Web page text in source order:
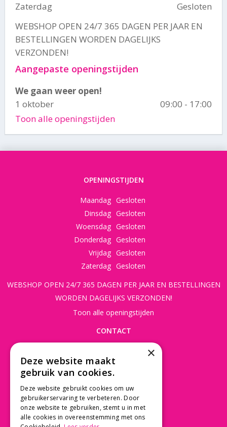
Zaterdag
Gesloten
WEBSHOP OPEN 24/7 365 DAGEN PER JAAR EN
BESTELLINGEN WORDEN DAGELIJKS
VERZONDEN!
Aangepaste openingstijden
We gaan weer open!
1 oktober
09:00 - 17:00
Toon alle openingstijden
OPENINGSTIJDEN
Maandag Gesloten
Dinsdag Gesloten
Woensdag Gesloten
Donderdag Gesloten
Vrijdag Gesloten
Zaterdag Gesloten
WEBSHOP OPEN 24/7 365 DAGEN PER JAAR EN BESTELLINGEN
WORDEN DAGELIJKS VERZONDEN!
Toon alle openingstijden
CONTACT
3997 MK 't Goy
030 - 60 11 365
info@tuincentrumdebruijn.nl
×
Deze website maakt
gebruik van cookies.
Deze website gebruikt cookies om uw
gebruikerservaring te verbeteren. Door
onze website te gebruiken, stemt u in met
alle cookies in overeenstemming met ons